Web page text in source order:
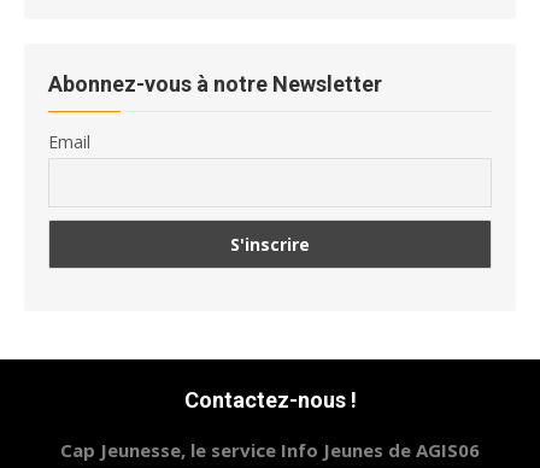
Abonnez-vous à notre Newsletter
Email
Contactez-nous !
Cap Jeunesse, le service Info Jeunes de AGIS06